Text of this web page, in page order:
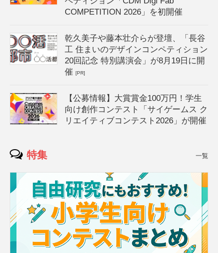
COMPETITION 2026」を初開催
乾久美子や藤本壮介らが登壇、「長谷
工 住まいのデザインコンペティション
20回記念 特別講演会」が8月19日に開
催[PR]
【公募情報】大賞賞金100万円！学生
向け創作コンテスト「サイゲームス ク
リエイティブコンテスト2026」が開催
特集 一覧